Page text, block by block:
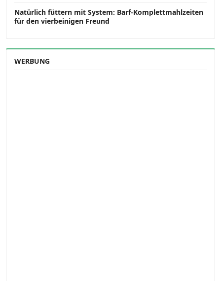
Natürlich füttern mit System: Barf-Komplettmahlzeiten
für den vierbeinigen Freund
WERBUNG